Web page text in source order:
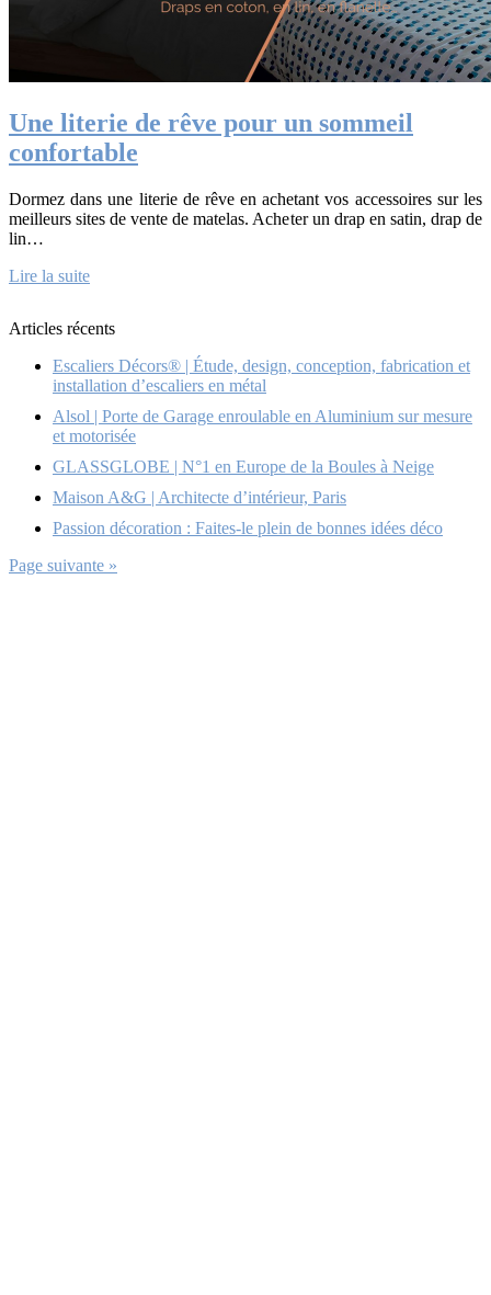
Une literie de rêve pour un sommeil
confortable
Dormez dans une literie de rêve en achetant vos accessoires sur les
meilleurs sites de vente de matelas. Acheter un drap en satin, drap de
lin…
Lire la suite
Articles récents
Escaliers Décors® | Étude, design, conception, fabrication et
installation d’escaliers en métal
Alsol | Porte de Garage enroulable en Aluminium sur mesure
et motorisée
GLASSGLOBE | N°1 en Europe de la Boules à Neige
Maison A&G | Architecte d’intérieur, Paris
Passion décoration : Faites-le plein de bonnes idées déco
Page suivante »